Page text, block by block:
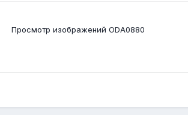
Просмотр изображений ODA0880